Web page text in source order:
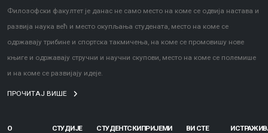
Филозофски факултет је данас не само место на коме се одвија настава и
развија наука већ и место окупљања студената, место на коме се
одржавају трибине и спортска такмичења, на коме се промовишу нове
књиге и одржавају стручни и научни скупови, место на коме се полемише
и на коме се развијају идеје.
ПРОЧИТАЈ ВИШЕ
О
СТУДИЈЕ
СТУДЕНТСКИПРИЈЕМИ
ВИ СТЕ